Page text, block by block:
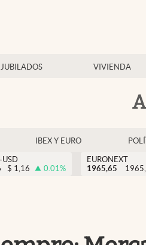
JUBILADOS VIVIENDA
IBEX Y EURO
USD
$ 1,16 0.01%
EURONEXT
1965,65